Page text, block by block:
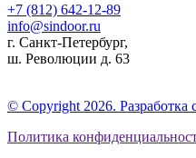
+7 (812) 642-12-89
info@sindoor.ru
г. Санкт-Петербург,
ш. Революции д. 63
© Copyright 2026. Разработка
Политика